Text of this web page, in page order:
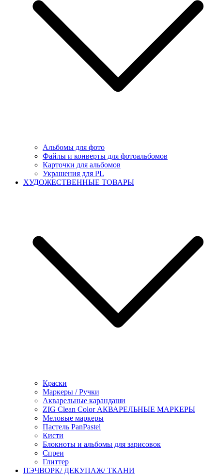
Альбомы для фото
Файлы и конверты для фотоальбомов
Карточки для альбомов
Украшения для PL
ХУДОЖЕСТВЕННЫЕ ТОВАРЫ
Краски
Маркеры / Ручки
Акварельные карандаши
ZIG Clean Color АКВАРЕЛЬНЫЕ МАРКЕРЫ
Меловые маркеры
Пастель PanPastel
Кисти
Блокноты и альбомы для зарисовок
Спреи
Глиттер
ПЭЧВОРК/ ДЕКУПАЖ/ ТКАНИ